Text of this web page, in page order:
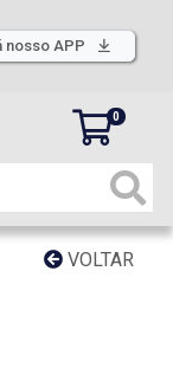
nosso APP
0
VOLTAR